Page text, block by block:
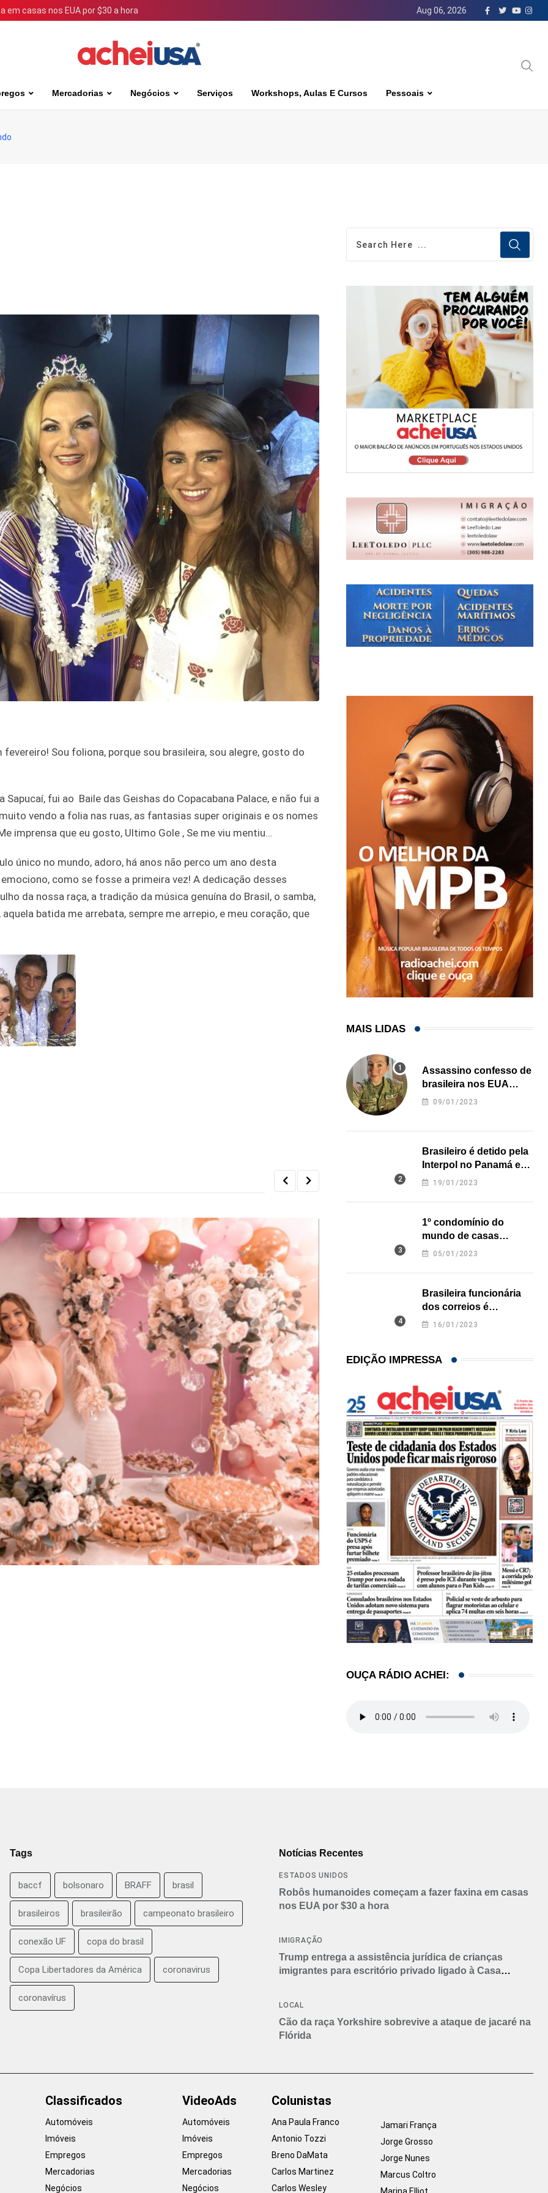
casas nos EUA por $30 a hora Aug 06, 2026
Mercadorias Negócios Serviços Workshops, Aulas E Cursos Pessoais
Sou foliona, porque sou brasileira, sou alegre, gosto do
fui ao Baile das Geishas do Copacabana Palace, e não fui a
vendo a folia nas ruas, as fantasias super originais e os nomes
imprensa que eu gosto, Ultimo Gole , Se me viu mentiu…
único no mundo, adoro, há anos não perco um ano desta
como se fosse a primeira vez! A dedicação desses
da nossa raça, a tradição da música genuína do Brasil, o samba,
batida me arrebata, sempre me arrepio, e meu coração, que
MARTA RAMOS
Um aninho dos gêmeos Eduardo e Eugênio em...
29/04/2022
MAIS LIDAS
Assassino confesso de
brasileira nos EUA
revela onde deixou o
09/01/2023
Brasileiro é detido pela
Interpol no Panamá e
pode pegar prisão
19/01/2023
1º condomínio do
mundo de casas
impressas em 3D é
05/01/2023
Brasileira funcionária
dos correios é
assassinada a facadas
16/01/2023
EDIÇÃO IMPRESSA
OUÇA RÁDIO ACHEI:
Tags
baccf bolsonaro BRAFF brasil
brasileiros brasileirão campeonato brasileiro
conexão UF copa do brasil
Copa Libertadores da América coronavirus
coronavírus
Notícias Recentes
ESTADOS UNIDOS
Robôs humanoides começam a fazer faxina em casas
nos EUA por $30 a hora
IMIGRAÇÃO
Trump entrega a assistência jurídica de crianças
imigrantes para escritório privado ligado à Casa
LOCAL
Cão da raça Yorkshire sobrevive a ataque de jacaré na
Flórida
Classificados
Automóveis
Imóveis
Empregos
Mercadorias
Negócios
VideoAds
Automóveis
Imóveis
Empregos
Mercadorias
Negócios
Colunistas
Ana Paula Franco
Antonio Tozzi
Breno DaMata
Carlos Martinez
Carlos Wesley
Jamari França
Jorge Grosso
Jorge Nunes
Marcus Coltro